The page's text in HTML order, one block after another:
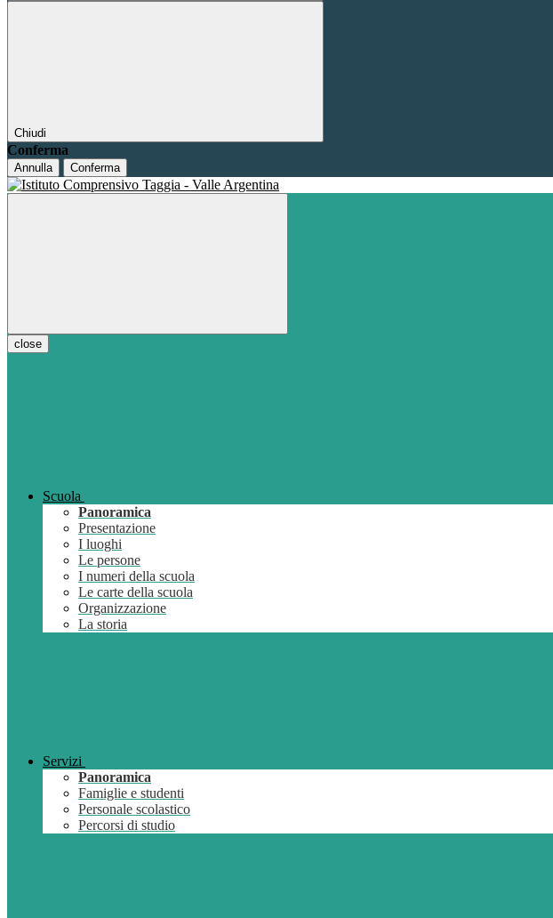
Chiudi
Conferma
Annulla Conferma
close
Scuola
Panoramica
Presentazione
I luoghi
Le persone
I numeri della scuola
Le carte della scuola
Organizzazione
La storia
Servizi
Panoramica
Famiglie e studenti
Personale scolastico
Percorsi di studio